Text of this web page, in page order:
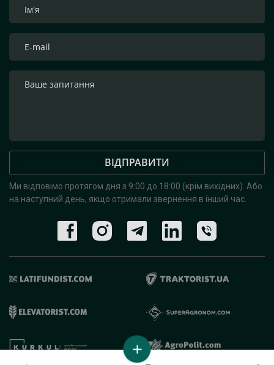
ВІДПРАВИТИ
Ми відповімо протягом дня з 9:00 до 18:00 (крім вихідних). Або
на наступний день, якщо отримали звернення в інший час.